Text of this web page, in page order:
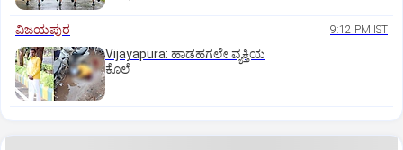
ವಿಜಯಪುರ 9:12 PM IST
Vijayapura: ಹಾಡಹಗಲೇ ವ್ಯಕ್ತಿಯ
ಕೊಲೆ